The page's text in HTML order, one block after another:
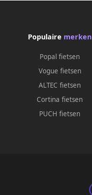
Display
Populaire merken
Popal fietsen
Vogue fietsen
ALTEC fietsen
Cortina fietsen
PUCH fietsen